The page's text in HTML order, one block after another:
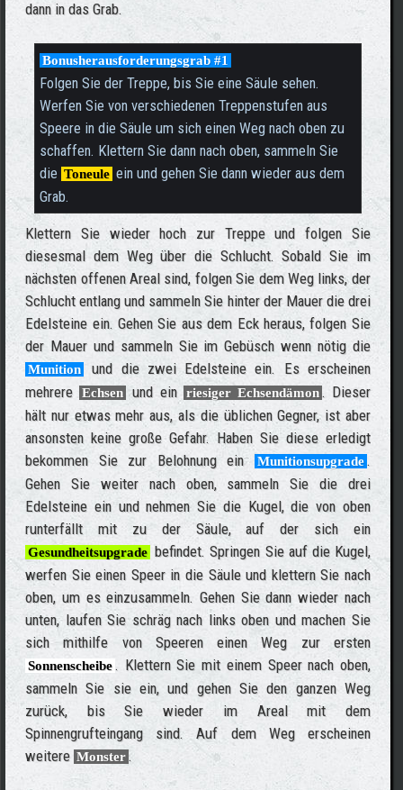
dann in das Grab.
Bonusherausforderungsgrab #1
Folgen Sie der Treppe, bis Sie eine Säule sehen.
Werfen Sie von verschiedenen Treppenstufen aus
Speere in die Säule um sich einen Weg nach oben zu
schaffen. Klettern Sie dann nach oben, sammeln Sie
dieToneule ein und gehen Sie dann wieder aus dem
Grab.
Klettern Sie wieder hoch zur Treppe und folgen Sie
diesesmal dem Weg über die Schlucht. Sobald Sie im
nächsten offenen Areal sind, folgen Sie dem Weg links, der
Schlucht entlang und sammeln Sie hinter der Mauer die drei
Edelsteine ein. Gehen Sie aus dem Eck heraus, folgen Sie
der Mauer und sammeln Sie im Gebüsch wenn nötig die
Munition
und die zwei Edelsteine ein. Es erscheinen
mehrereEchsen und ein riesiger Echsendämon. Dieser
hält nur etwas mehr aus, als die üblichen Gegner, ist aber
ansonsten keine große Gefahr. Haben Sie diese erledigt
bekommen Sie zur Belohnung ein Munitionsupgrade.
Gehen Sie weiter nach oben, sammeln Sie die drei
Edelsteine ein und nehmen Sie die Kugel, die von oben
runterfällt mit zu der Säule, auf der sich ein
Gesundheitsupgrade befindet. Springen Sie auf die Kugel,
werfen Sie einen Speer in die Säule und klettern Sie nach
oben, um es einzusammeln. Gehen Sie dann wieder nach
unten, laufen Sie schräg nach links oben und machen Sie
sich mithilfe von Speeren einen Weg zur ersten
Sonnenscheibe . Klettern Sie mit einem Speer nach oben,
sammeln Sie sie ein, und gehen Sie den ganzen Weg
zurück, bis Sie wieder im Areal mit dem
Spinnengrufteingang sind. Auf dem Weg erscheinen
weitereMonster .